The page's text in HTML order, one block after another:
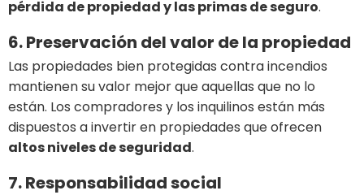
pérdida de propiedad y las primas de seguro.
6. Preservación del valor de la propiedad
Las propiedades bien protegidas contra incendios
mantienen su valor mejor que aquellas que no lo
están. Los compradores y los inquilinos están más
dispuestos a invertir en propiedades que ofrecen
altos niveles de seguridad.
7. Responsabilidad social